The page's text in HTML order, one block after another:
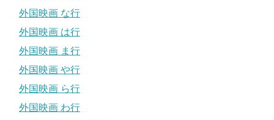
外国映画 な行
外国映画 は行
外国映画 ま行
外国映画 や行
外国映画 ら行
外国映画 わ行